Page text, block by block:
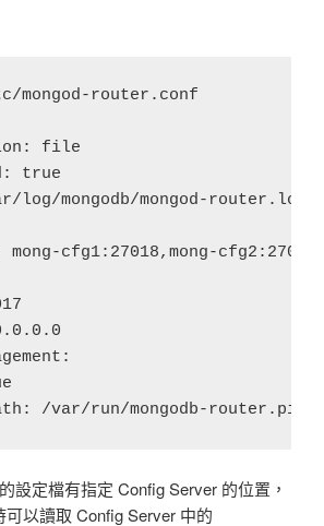
mongod-router.conf
file
true
log/mongodb/mongod-router.log
mong-cfg1:27018,mong-
設定檔有指定 Config Server 的位置，
以讀取 Config Server 中的